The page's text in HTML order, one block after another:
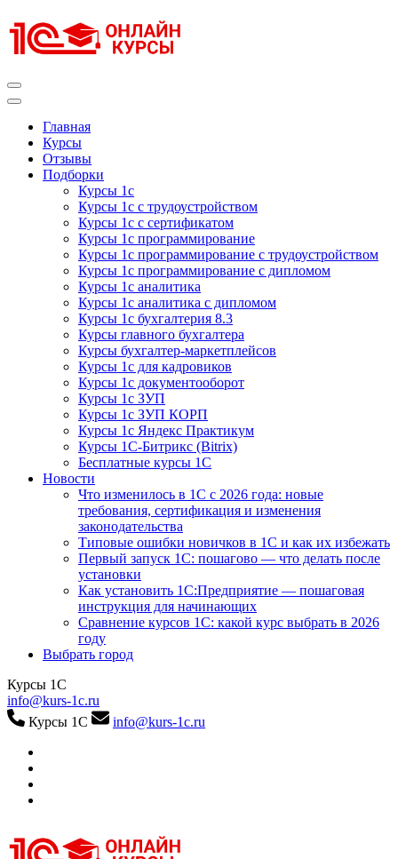
к
содержимому
Главная
Курсы
Отзывы
Подборки
Курсы 1с
Курсы 1с с трудоустройством
Курсы 1с с сертификатом
Курсы 1с программирование
Курсы 1с программирование с трудоустройством
Курсы 1с программирование с дипломом
Курсы 1с аналитика
Курсы 1с аналитика с дипломом
Курсы 1с бухгалтерия 8.3
Курсы главного бухгалтера
Курсы бухгалтер-маркетплейсов
Курсы 1с для кадровиков
Курсы 1с документооборот
Курсы 1с ЗУП
Курсы 1с ЗУП КОРП
Курсы 1с Яндекс Практикум
Курсы 1С-Битрикс (Bitrix)
Бесплатные курсы 1С
Новости
Что изменилось в 1С с 2026 года: новые
требования, сертификация и изменения
законодательства
Типовые ошибки новичков в 1С и как их избежать
Первый запуск 1С: пошагово — что делать после
установки
Как установить 1С:Предприятие — пошаговая
инструкция для начинающих
Сравнение курсов 1С: какой курс выбрать в 2026
году
Выбрать город
Курсы 1С
info@kurs-1c.ru
Курсы 1С
info@kurs-1c.ru